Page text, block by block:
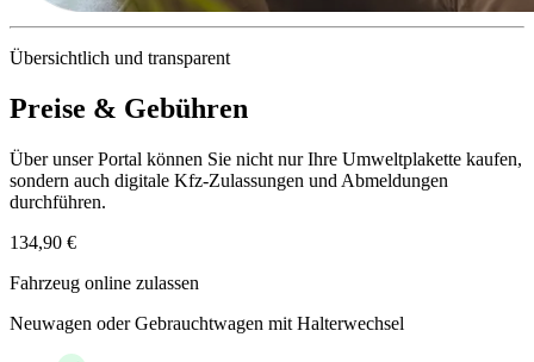
Übersichtlich und transparent
Preise & Gebühren
Über unser Portal können Sie nicht nur Ihre Umweltplakette kaufen,
sondern auch digitale Kfz-Zulassungen und Abmeldungen
durchführen.
134,90 €
Fahrzeug online zulassen
Neuwagen oder Gebrauchtwagen mit Halterwechsel